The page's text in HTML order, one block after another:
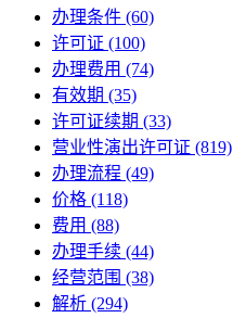
办理条件 (60)
许可证 (100)
办理费用 (74)
有效期 (35)
许可证续期 (33)
营业性演出许可证 (819)
办理流程 (49)
价格 (118)
费用 (88)
办理手续 (44)
经营范围 (38)
解析 (294)